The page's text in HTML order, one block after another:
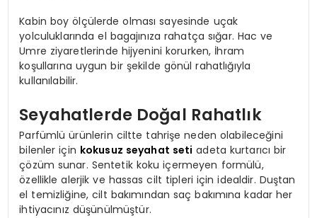
Kabin boy ölçülerde olması sayesinde uçak
yolculuklarında el bagajınıza rahatça sığar. Hac ve
Umre ziyaretlerinde hijyenini korurken, İhram
koşullarına uygun bir şekilde gönül rahatlığıyla
kullanılabilir.
Seyahatlerde Doğal Rahatlık
Parfümlü ürünlerin ciltte tahrişe neden olabileceğini
bilenler için kokusuz seyahat seti adeta kurtarıcı bir
çözüm sunar. Sentetik koku içermeyen formülü,
özellikle alerjik ve hassas cilt tipleri için idealdir. Duştan
el temizliğine, cilt bakımından saç bakımına kadar her
ihtiyacınız düşünülmüştür.